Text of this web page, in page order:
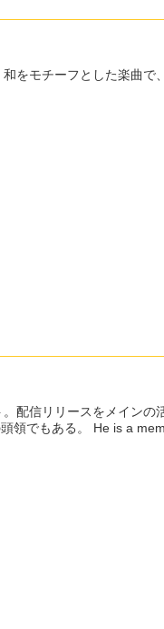
チーフとした楽曲で、東京
配信リリースをメインの
イブ中心の活動を行うテクノユニット「こいこい」の頭領でも